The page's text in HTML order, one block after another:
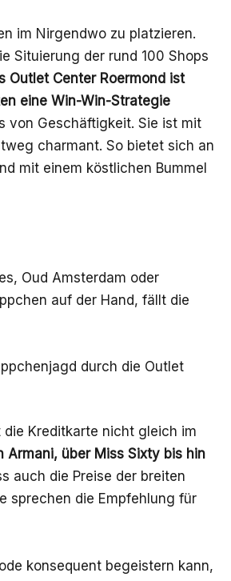
im Nirgendwo zu platzieren.
Situierung der rund 100 Shops
Outlet Center Roermond ist
eine Win-Win-Strategie
Geschäftigkeit. Sie ist mit
charmant. So bietet sich an
mit einem köstlichen Bummel
Oud Amsterdam oder
auf der Hand, fällt die
durch die Outlet
die Kreditkarte nicht gleich im
Armani, über Miss Sixty bis hin
auch die Preise der breiten
sprechen die Empfehlung für
konsequent begeistern kann,